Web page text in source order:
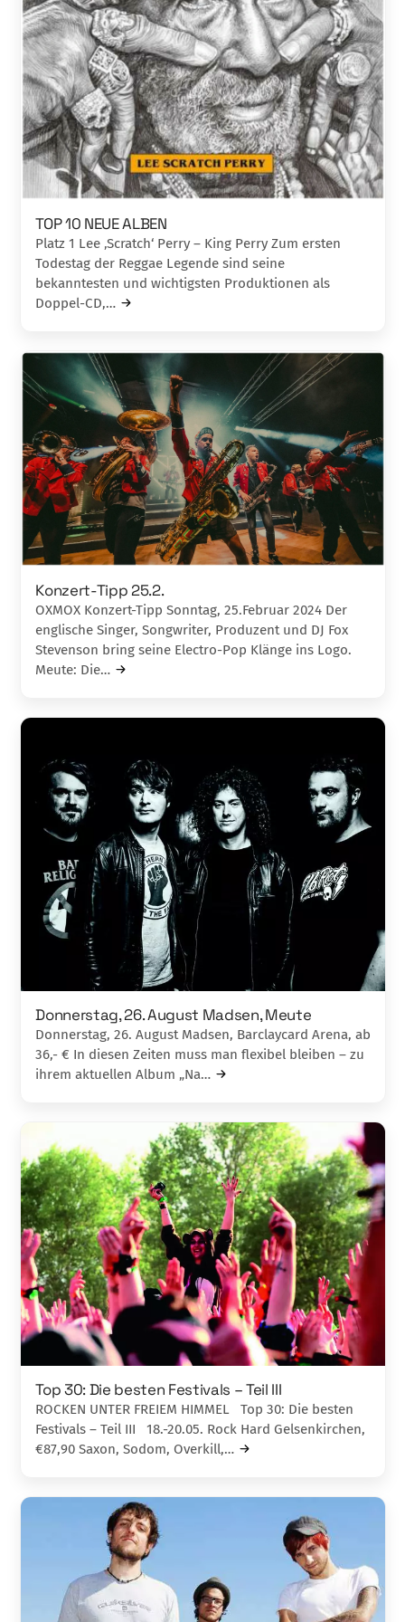
TOP 10 NEUE ALBEN
Platz 1 Lee ‚Scratch‘ Perry – King Perry Zum ersten
Todestag der Reggae Legende sind seine
bekanntesten und wichtigsten Produktionen als
Doppel-CD,…
Konzert-Tipp 25.2.
OXMOX Konzert-Tipp Sonntag, 25.Februar 2024 Der
englische Singer, Songwriter, Produzent und DJ Fox
Stevenson bring seine Electro-Pop Klänge ins Logo.
Meute: Die…
Donnerstag, 26. August Madsen, Meute
Donnerstag, 26. August Madsen, Barclaycard Arena, ab
36,- € In diesen Zeiten muss man flexibel bleiben – zu
ihrem aktuellen Album „Na…
Top 30: Die besten Festivals – Teil III
ROCKEN UNTER FREIEM HIMMEL Top 30: Die besten
Festivals – Teil III 18.-20.05. Rock Hard Gelsenkirchen,
€87,90 Saxon, Sodom, Overkill,…